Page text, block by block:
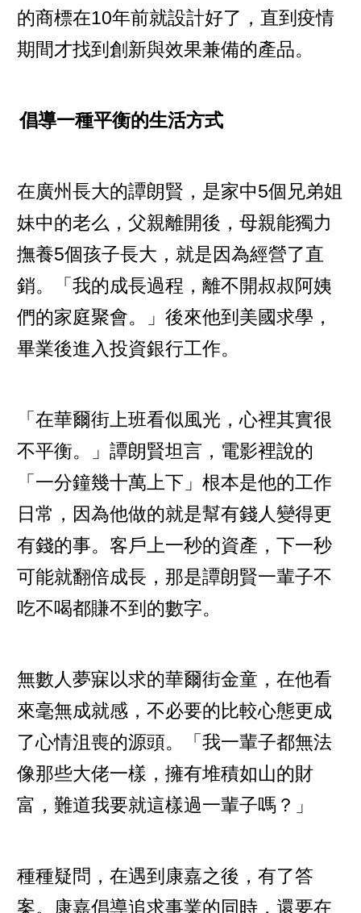
的商標在10年前就設計好了，直到疫情
期間才找到創新與效果兼備的產品。
倡導一種平衡的生活方式
在廣州長大的譚朗賢，是家中5個兄弟姐
妹中的老么，父親離開後，母親能獨力
撫養5個孩子長大，就是因為經營了直
銷。「我的成長過程，離不開叔叔阿姨
們的家庭聚會。」後來他到美國求學，
畢業後進入投資銀行工作。
「在華爾街上班看似風光，心裡其實很
不平衡。」譚朗賢坦言，電影裡說的
「一分鐘幾十萬上下」根本是他的工作
日常，因為他做的就是幫有錢人變得更
有錢的事。客戶上一秒的資產，下一秒
可能就翻倍成長，那是譚朗賢一輩子不
吃不喝都賺不到的數字。
無數人夢寐以求的華爾街金童，在他看
來毫無成就感，不必要的比較心態更成
了心情沮喪的源頭。「我一輩子都無法
像那些大佬一樣，擁有堆積如山的財
富，難道我要就這樣過一輩子嗎？」
種種疑問，在遇到康嘉之後，有了答
案。康嘉倡導追求事業的同時，還要在